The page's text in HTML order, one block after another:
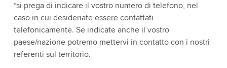
*si prega di indicare il vostro numero di telefono, nel
caso in cui desideriate essere contattati
telefonicamente. Se indicate anche il vostro
paese/nazione potremo mettervi in contatto con i nostri
referenti sul territorio.